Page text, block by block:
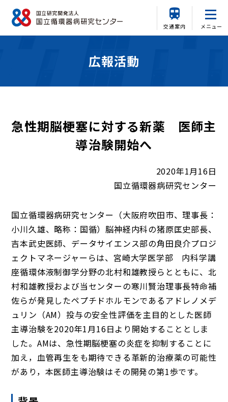
交通案内 メニュー
広報活動
急性期脳梗塞に対する新薬 医師主
導治験開始へ
2020年1月16日
国立循環器病研究センター
国立循環器病研究センター（大阪府吹田市、理事長：
小川久雄、略称：国循）脳神経内科の猪原匡史部長、
吉本武史医師、データサイエンス部の角田良介プロジ
ェクトマネージャーらは、宮崎大学医学部 内科学講
座循環体液制御学分野の北村和雄教授らとともに、北
村和雄教授および当センターの寒川賢治理事長特命補
佐らが発見したペプチドホルモンであるアドレノメデ
ュリン（AM）投与の安全性評価を主目的とした医師
主導治験を2020年1月16日より開始することとしま
した。AMは、急性期脳梗塞の炎症を抑制することに
加え，血管再生をも期待できる革新的治療薬の可能性
があり，本医師主導治験はその開発の第1歩です。